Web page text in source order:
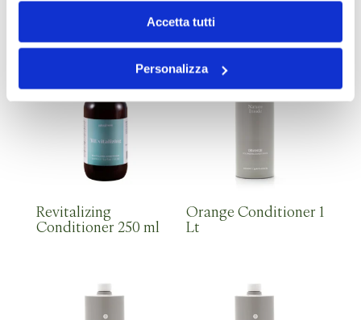
Accetta tutti
Personalizza
Revitalizing
Conditioner 250 ml
Orange Conditioner 1
Lt